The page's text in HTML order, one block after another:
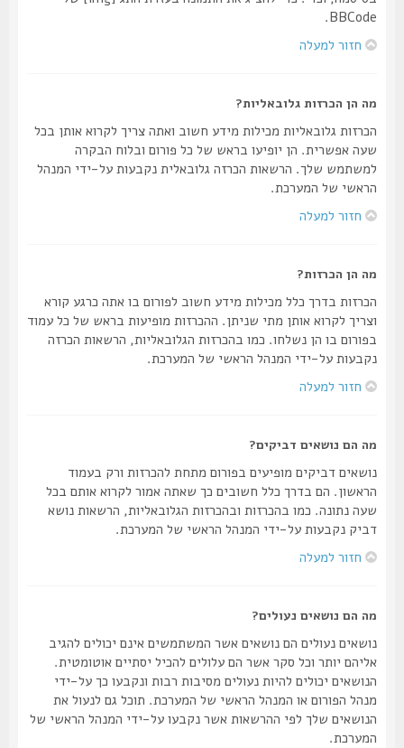
BBCode.
חזור למעלה
מה הן הכרזות גלובאליות?
הכרזות גלובאליות מכילות מידע חשוב ואתה צריך לקרוא אותן בכל
שעה אפשרית. הן יופיעו בראש של כל פורום ובלוח הבקרה
למשתמש שלך. הרשאות הכרזה גלובאלית נקבעות על-ידי המנהל
הראשי של המערכת.
חזור למעלה
מה הן הכרזות?
הכרזות בדרך כלל מכילות מידע חשוב לפורום בו אתה כרגע קורא
וצריך לקרוא אותן מתי שניתן. ההכרזות מופיעות בראש של כל עמוד
בפורום בו הן נשלחו. כמו בהכרזות הגלובאליות, הרשאות הכרזה
נקבעות על-ידי המנהל הראשי של המערכת.
חזור למעלה
מה הם נושאים דביקים?
נושאים דביקים מופיעים בפורום מתחת להכרזות ורק בעמוד
הראשון. הם בדרך כלל חשובים כך שאתה אמור לקרוא אותם בכל
שעה נתונה. כמו בהכרזות ובהכרזות הגלובאליות, הרשאות נושא
דביק נקבעות על-ידי המנהל הראשי של המערכת.
חזור למעלה
מה הם נושאים נעולים?
נושאים נעולים הם נושאים אשר המשתמשים אינם יכולים להגיב
אליהם יותר וכל סקר אשר הם עלולים להכיל יסתיים אוטומטית.
הנושאים יכולים להיות נעולים מסיבות רבות ונקבעו כך על-ידי
מנהל הפורום או המנהל הראשי של המערכת. תוכל גם לנעול את
הנושאים שלך לפי ההרשאות אשר נקבעו על-ידי המנהל הראשי של
המערכת.